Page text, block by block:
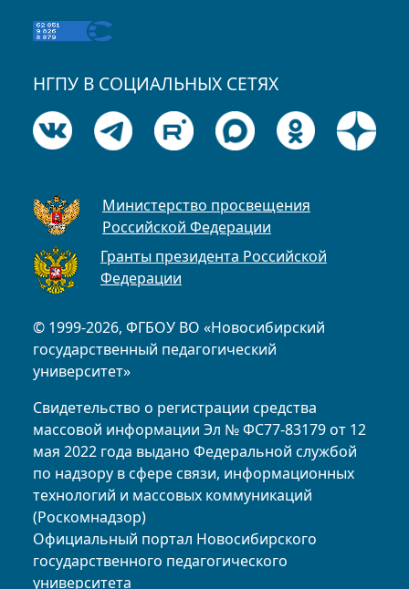
© 1999-2026, ФГБОУ ВО «Новосибирский
государственный педагогический
университет»
Свидетельство о регистрации средства
массовой информации Эл № ФС77-83179 от 12
мая 2022 года выдано Федеральной службой
по надзору в сфере связи, информационных
технологий и массовых коммуникаций
(Роскомнадзор)
Официальный портал Новосибирского
государственного педагогического
университета
НГПУ В СОЦИАЛЬНЫХ СЕТЯХ
Министерство просвещения
Российской Федерации
Гранты президента Российской
Федерации